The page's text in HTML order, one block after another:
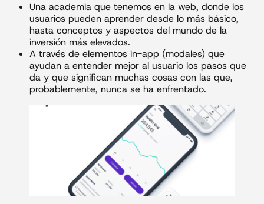
Una academia que tenemos en la web, donde los
usuarios pueden aprender desde lo más básico,
hasta conceptos y aspectos del mundo de la
inversión más elevados.
A través de elementos in-app (modales) que
ayudan a entender mejor al usuario los pasos que
da y que significan muchas cosas con las que,
probablemente, nunca se ha enfrentado.